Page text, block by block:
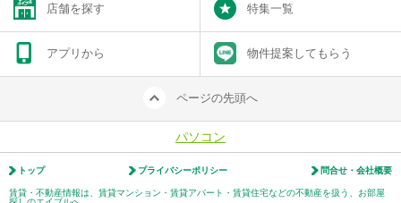
店舗を探す 特集一覧
アプリから 物件提案してもらう
ページの先頭へ
パソコン
トップ プライバシーポリシー 問合せ・会社概要
賃貸・不動産情報は、賃貸マンション・賃貸アパート・賃貸住宅などの不動産を扱う、お部屋